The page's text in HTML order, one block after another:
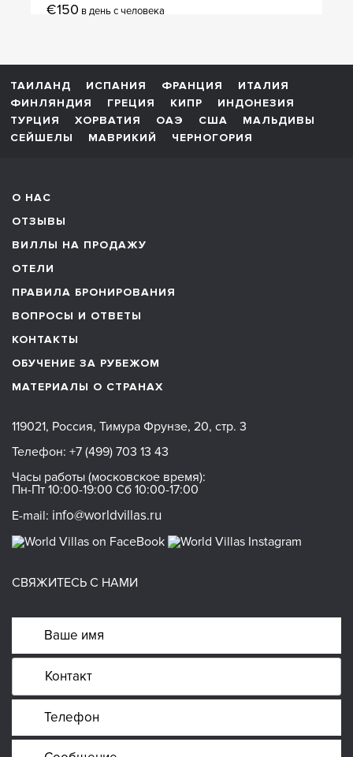
€150 в день с человека
ТАИЛАНД ИСПАНИЯ ФРАНЦИЯ
ИТАЛИЯ
ФИНЛЯНДИЯ
ГРЕЦИЯ КИПР
ИНДОНЕЗИЯ
ТУРЦИЯ
ХОРВАТИЯ ОАЭ США
МАЛЬДИВЫ
СЕЙШЕЛЫ
МАВРИКИЙ ЧЕРНОГОРИЯ
О НАС
ОТЗЫВЫ
ВИЛЛЫ НА ПРОДАЖУ
ОТЕЛИ
ПРАВИЛА БРОНИРОВАНИЯ
ВОПРОСЫ И ОТВЕТЫ
КОНТАКТЫ
ОБУЧЕНИЕ ЗА РУБЕЖОМ
МАТЕРИАЛЫ О СТРАНАХ
119021, Россия, Тимура Фрунзе, 20, стр. 3
Телефон: +7 (499) 703 13 43
Часы работы (московское время):
Пн-Пт 10:00-19:00 Сб 10:00-17:00
E-mail: info@worldvillas.ru
СВЯЖИТЕСЬ С НАМИ